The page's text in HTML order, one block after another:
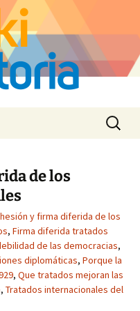
Buscar:
de los
y firma diferida de los
, Firma diferida tratados
de las democracias,
diplomáticas, Porque la
, Que tratados mejoran las
, Tratados internacionales del